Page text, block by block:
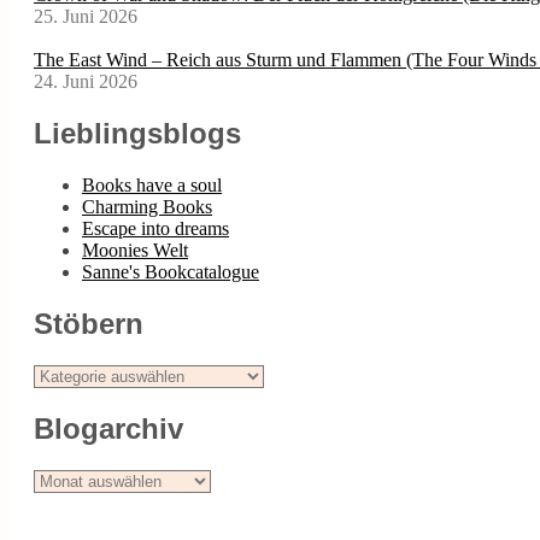
25. Juni 2026
The East Wind – Reich aus Sturm und Flammen (The Four
24. Juni 2026
Lieblingsblogs
Books have a soul
Charming Books
Escape into dreams
Moonies Welt
Sanne's Bookcatalogue
Stöbern
Stöbern
Blogarchiv
Blogarchiv